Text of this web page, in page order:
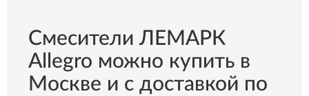
Смесители ЛЕМАРК
Allegro можно купить в
Москве и с доставкой по